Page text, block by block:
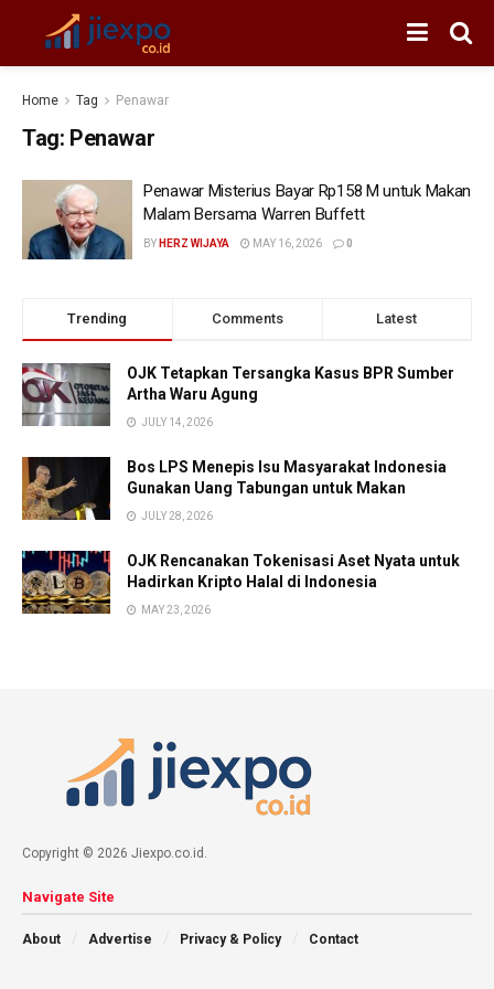
Home Tag Penawar
Tag: Penawar
Penawar Misterius Bayar Rp158 M untuk Makan
Malam Bersama Warren Buffett
BY HERZ WIJAYA MAY 16, 2026 0
Trending Comments Latest
OJK Tetapkan Tersangka Kasus BPR Sumber
Artha Waru Agung
JULY 14, 2026
Bos LPS Menepis Isu Masyarakat Indonesia
Gunakan Uang Tabungan untuk Makan
JULY 28, 2026
OJK Rencanakan Tokenisasi Aset Nyata untuk
Hadirkan Kripto Halal di Indonesia
MAY 23, 2026
Copyright © 2026 Jiexpo.co.id.
Navigate Site
About Advertise Privacy & Policy Contact